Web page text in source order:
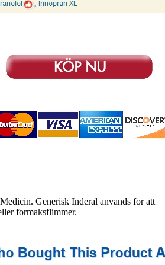
Generisk Inderal anvands for att
formaksflimmer.